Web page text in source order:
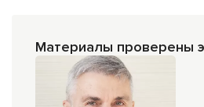
Материалы проверены